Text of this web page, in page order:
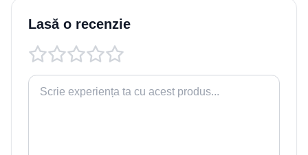
Lasă o recenzie